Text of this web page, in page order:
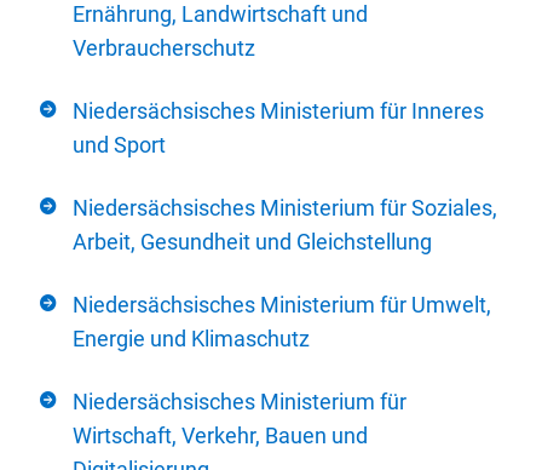
Ernährung, Landwirtschaft und
Verbraucherschutz
Niedersächsisches Ministerium für Inneres
und Sport
Niedersächsisches Ministerium für Soziales,
Arbeit, Gesundheit und Gleichstellung
Niedersächsisches Ministerium für Umwelt,
Energie und Klimaschutz
Niedersächsisches Ministerium für
Wirtschaft, Verkehr, Bauen und